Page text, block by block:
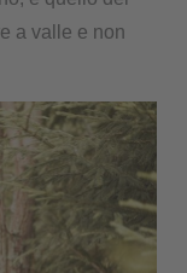
a valle e non